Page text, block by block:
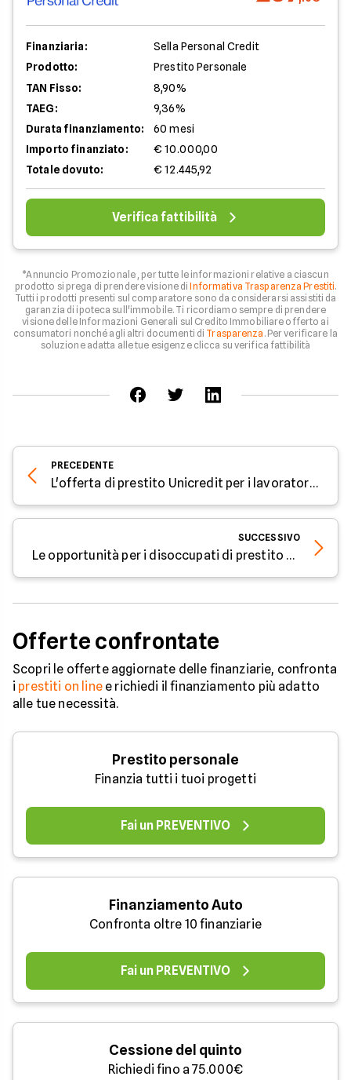
Finanziaria:
Sella Personal Credit
Prodotto:
Prestito Personale
TAN Fisso:
8,90%
TAEG:
9,36%
Durata finanziamento:
60 mesi
Importo finanziato:
€ 10.000,00
Totale dovuto:
€ 12.445,92
Verifica fattibilità
*Annuncio Promozionale , per tutte le informazioni relative a ciascun
prodotto si prega di prendere visione diInformativa Trasparenza Prestiti.
Tutti i prodotti presenti sul comparatore sono da considerarsi assistiti da
garanzia di ipoteca sull'immobile. Ti ricordiamo sempre di prendere
visione delle Informazioni Generali sul Credito Immobiliare offerto ai
consumatori nonché agli altri documenti di Trasparenza . Per verificare la
soluzione adatta alle tue esigenze clicca su verifica fattibilità
PRECEDENTE
L'offerta di prestito Unicredit per i lavoratori autonomi
SUCCESSIVO
Le opportunità per i disoccupati di prestito senza garante
Offerte confrontate
Scopri le offerte aggiornate delle finanziarie, confronta
i prestiti on linee richiedi il finanziamento più adatto
alle tue necessità.
Prestito personale
Finanzia tutti i tuoi progetti
Fai un PREVENTIVO
Finanziamento Auto
Confronta oltre 10 finanziarie
Fai un PREVENTIVO
Cessione del quinto
Richiedi fino a 75.000€